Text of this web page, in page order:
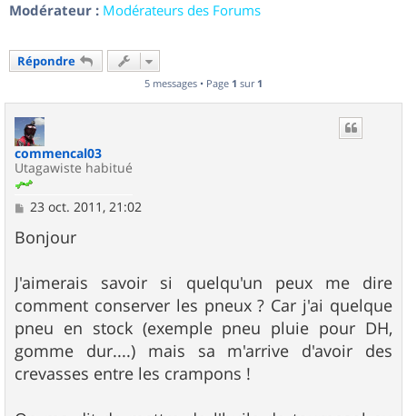
Modérateur : Modérateurs des Forums
Répondre
5 messages • Page 1 sur 1
commencal03
Utagawiste habitué
M
s
s
g
e
23 oct. 2011, 21:02
Bonjour
J'aimerais savoir si quelqu'un peux me dire
comment conserver les pneux ? Car j'ai quelque
pneu en stock (exemple pneu pluie pour DH,
gomme dur....) mais sa m'arrive d'avoir des
crevasses entre les crampons !